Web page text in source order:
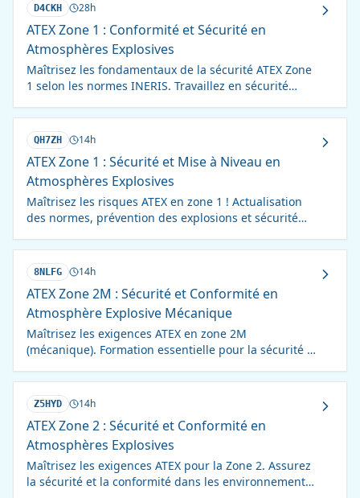
D4CKH 28h
ATEX Zone 1 : Conformité et Sécurité en
Atmosphères Explosives
Maîtrisez les fondamentaux de la sécurité ATEX Zone
1 selon les normes INERIS. Travaillez en sécurité
QH7ZH 14h
ATEX Zone 1 : Sécurité et Mise à Niveau en
Atmosphères Explosives
Maîtrisez les risques ATEX en zone 1 ! Actualisation
des normes, prévention des explosions et sécurité
8NLFG 14h
ATEX Zone 2M : Sécurité et Conformité en
Atmosphère Explosive Mécanique
Maîtrisez les exigences ATEX en zone 2M
(mécanique). Formation essentielle pour la sécurité et
Z5HYD 14h
ATEX Zone 2 : Sécurité et Conformité en
Atmosphères Explosives
Maîtrisez les exigences ATEX pour la Zone 2. Assurez
la sécurité et la conformité dans les environnements